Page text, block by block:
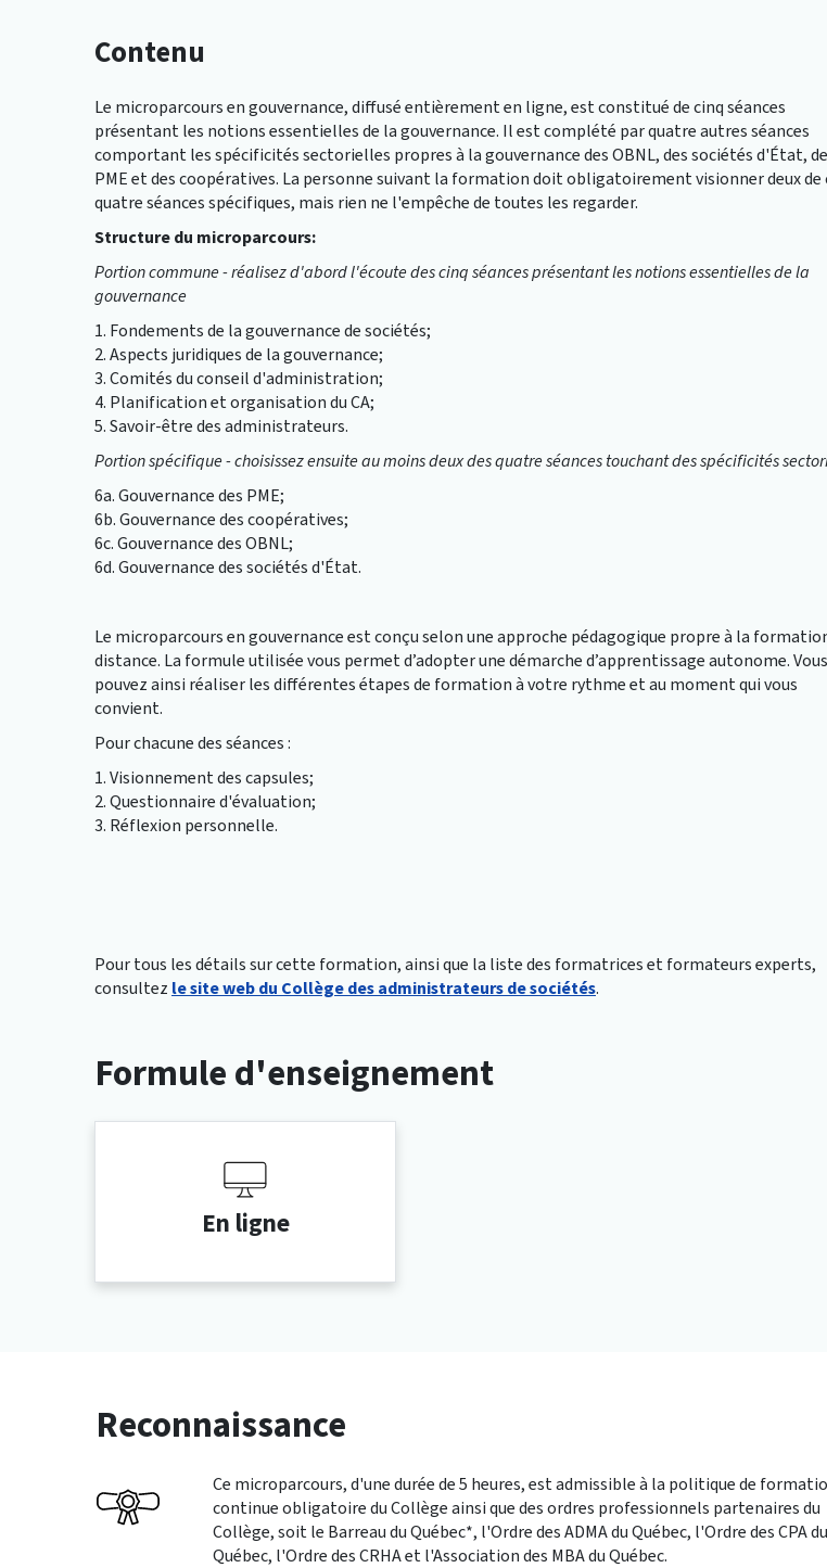
Contenu
Le microparcours en gouvernance, diffusé entièrement en ligne, est constitué de cinq séances
présentant les notions essentielles de la gouvernance. Il est complété par quatre autres séances
comportant les spécificités sectorielles propres à la gouvernance des OBNL, des sociétés d'État,
PME et des coopératives. La personne suivant la formation doit obligatoirement visionner deux de
quatre séances spécifiques, mais rien ne l'empêche de toutes les regarder.
Structure du microparcours:
Portion commune - réalisez d'abord l'écoute des cinq séances présentant les notions essentielles de la
gouvernance
1. Fondements de la gouvernance de sociétés;
2. Aspects juridiques de la gouvernance;
3. Comités du conseil d'administration;
4. Planification et organisation du CA;
5. Savoir-être des administrateurs.
Portion spécifique - choisissez ensuite au moins deux des quatre séances touchant des spécificités
6a. Gouvernance des PME;
6b. Gouvernance des coopératives;
6c. Gouvernance des OBNL;
6d. Gouvernance des sociétés d'État.
Le microparcours en gouvernance est conçu selon une approche pédagogique propre à la
distance. La formule utilisée vous permet d’adopter une démarche d’apprentissage autonome. Vous
pouvez ainsi réaliser les différentes étapes de formation à votre rythme et au moment qui vous
convient.
Pour chacune des séances :
1. Visionnement des capsules;
2. Questionnaire d'évaluation;
3. Réflexion personnelle.
Pour tous les détails sur cette formation, ainsi que la liste des formatrices et formateurs experts,
consultez le site web du Collège des administrateurs de sociétés.
Formule d'enseignement
En ligne
Reconnaissance
Ce microparcours, d'une durée de 5 heures, est admissible à la politique de
continue obligatoire du Collège ainsi que des ordres professionnels partenaires du
Collège, soit le Barreau du Québec*, l'Ordre des ADMA du Québec, l'Ordre des CPA du
Québec, l'Ordre des CRHA et l'Association des MBA du Québec.